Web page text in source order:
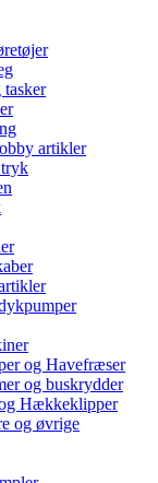
artikler
og Havefræser
og buskrydder
Hækkeklipper
og øvrige